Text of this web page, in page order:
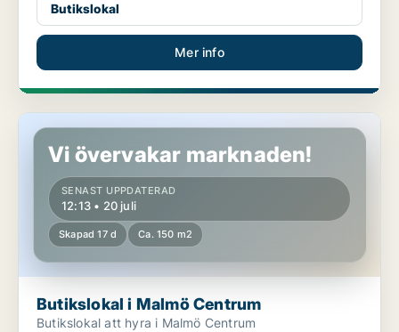
Butikslokal
Mer info
Butikslokal i Malmö Centrum
Vi övervakar marknaden!
SENAST UPPDATERAD
12:13 • 20 juli
Skapad 17 d Ca. 150 m2
Butikslokal i Malmö Centrum
Butikslokal att hyra i Malmö Centrum